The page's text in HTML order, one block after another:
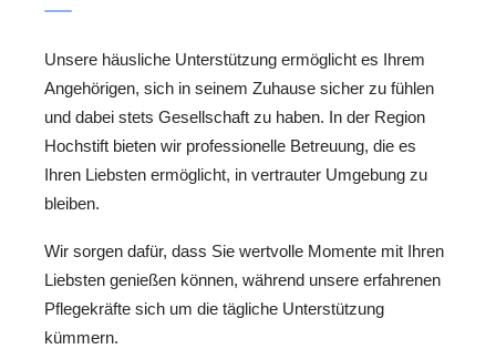
Unsere häusliche Unterstützung ermöglicht es Ihrem
Angehörigen, sich in seinem Zuhause sicher zu fühlen
und dabei stets Gesellschaft zu haben. In der Region
Hochstift bieten wir professionelle Betreuung, die es
Ihren Liebsten ermöglicht, in vertrauter Umgebung zu
bleiben.
Wir sorgen dafür, dass Sie wertvolle Momente mit Ihren
Liebsten genießen können, während unsere erfahrenen
Pflegekräfte sich um die tägliche Unterstützung
kümmern.